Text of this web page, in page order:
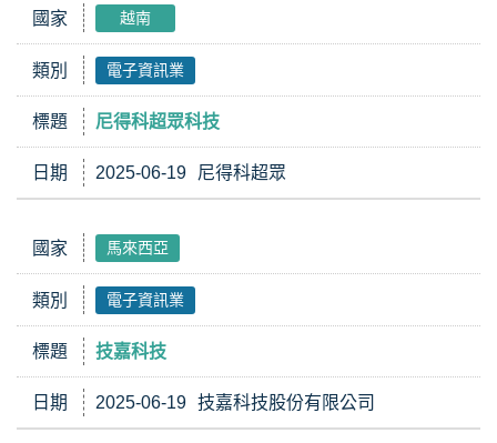
國家 越南
類別 電子資訊業
標題 尼得科超眾科技
日期 2025-06-19 尼得科超眾
國家 馬來西亞
類別 電子資訊業
標題 技嘉科技
日期 2025-06-19 技嘉科技股份有限公司